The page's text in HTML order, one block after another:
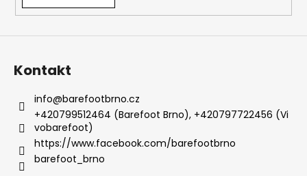
Kontakt
info@barefootbrno.cz
+420799512464 (Barefoot Brno), +420797722456 (Vi
vobarefoot)
https://www.facebook.com/barefootbrno
barefoot_brno